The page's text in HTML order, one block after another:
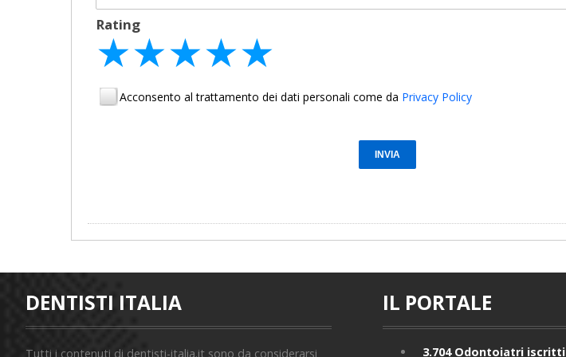
Rating
★
★★
★★★
★★★★
★★★★★
Acconsento al trattamento dei dati personali come da Privacy Policy
DENTISTI ITALIA
Tutti i contenuti di dentisti-italia.it sono da considerarsi
IL PORTALE
3.704Odontoiatri iscritti